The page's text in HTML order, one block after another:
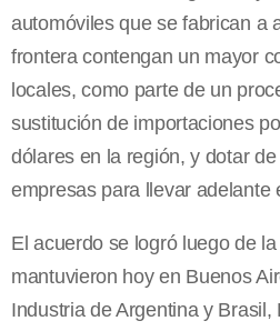
automóviles que se fabrican a
frontera contengan un mayor
locales, como parte de un
sustitución de importaciones
dólares en la región, y dotar
empresas para llevar adelante
El acuerdo se logró luego de
mantuvieron hoy en Buenos
Industria de Argentina y Brasil,